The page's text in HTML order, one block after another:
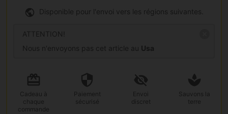
Disponible pour l'envoi vers les régions suivantes.
ATTENTION!
Nous n'envoyons pas cet article au Usa
Cadeau à
chaque
commande
Paiement
sécurisé
Envoi
discret
Sauvons la
terre